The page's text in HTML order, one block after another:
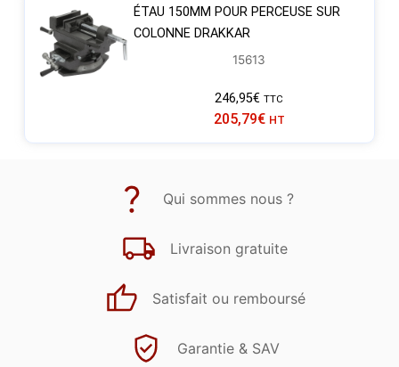
ÉTAU 150MM POUR PERCEUSE SUR
COLONNE DRAKKAR
15613
246,95€ TTC
205,79€ HT
Qui sommes nous ?
Livraison gratuite
Satisfait ou remboursé
Garantie & SAV